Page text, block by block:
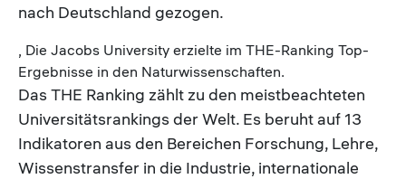
nach Deutschland gezogen.
, Die Jacobs University erzielte im THE-Ranking Top-
Ergebnisse in den Naturwissenschaften.
Das THE Ranking zählt zu den meistbeachteten
Universitätsrankings der Welt. Es beruht auf 13
Indikatoren aus den Bereichen Forschung, Lehre,
Wissenstransfer in die Industrie, internationale